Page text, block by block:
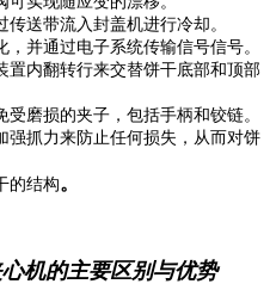
送带流入封盖机进行冷却。
，并通过电子系统传输信号信号。
置内翻转行来交替饼干底部和顶部
受磨损的夹子，包括手柄和铰链。
强抓力来防止任何损失，从而对饼
的结构。
机的主要区别与优势